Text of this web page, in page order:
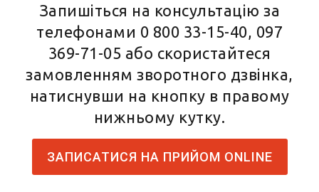
Запишіться на консультацію за
телефонами 0 800 33-15-40, 097
369-71-05 або скористайтеся
замовленням зворотного дзвінка,
натиснувши на кнопку в правому
нижньому кутку.
ЗАПИСАТИСЯ НА ПРИЙОМ ONLINE